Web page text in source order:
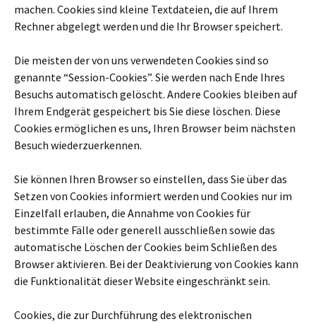
machen. Cookies sind kleine Textdateien, die auf Ihrem
Rechner abgelegt werden und die Ihr Browser speichert.
Die meisten der von uns verwendeten Cookies sind so
genannte “Session-Cookies”. Sie werden nach Ende Ihres
Besuchs automatisch gelöscht. Andere Cookies bleiben auf
Ihrem Endgerät gespeichert bis Sie diese löschen. Diese
Cookies ermöglichen es uns, Ihren Browser beim nächsten
Besuch wiederzuerkennen.
Sie können Ihren Browser so einstellen, dass Sie über das
Setzen von Cookies informiert werden und Cookies nur im
Einzelfall erlauben, die Annahme von Cookies für
bestimmte Fälle oder generell ausschließen sowie das
automatische Löschen der Cookies beim Schließen des
Browser aktivieren. Bei der Deaktivierung von Cookies kann
die Funktionalität dieser Website eingeschränkt sein.
Cookies, die zur Durchführung des elektronischen